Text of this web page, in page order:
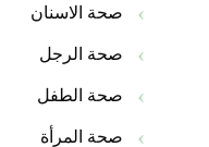
صحة الاسنان
صحة الرجل
صحة الطفل
صحة المرأة